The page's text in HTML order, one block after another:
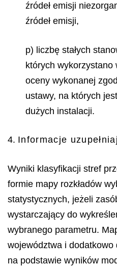
źródeł emisji
źródeł emisji,
p) liczbę stałych
których wykorzystano
oceny wykonanej
ustawy, na których
dużych instalacji.
4. Informacje
Wyniki klasyfikacji stref
formie mapy rozkładów
statystycznych, jeżeli
wystarczający do
wybranego parametru.
województwa i
na podstawie wyników